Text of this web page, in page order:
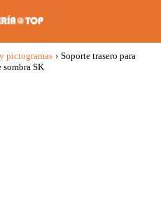
pictogramas › Soporte trasero para
sombra SK